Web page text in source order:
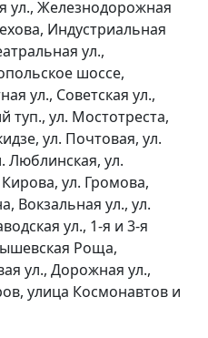
ул., Железнодорожная
Индустриальная
ул.,
шоссе,
ул., Советская ул.,
туп., ул. Мостотреста,
ул. Почтовая, ул.
Люблинская, ул.
ул. Громова,
Вокзальная ул., ул.
ул., 1-я и 3-я
Роща,
ул., Дорожная ул.,
улица Космонавтов и